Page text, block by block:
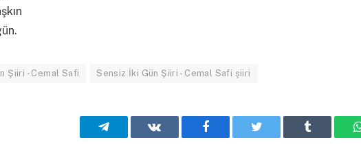
Şiiri - Cemal Safi Sensiz İki Gün Şiiri - Cemal Safi şiiri
Telegram VKontakteFacebook Twitter Tumblr